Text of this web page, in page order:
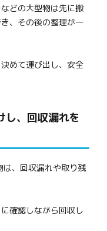
どの大型物は先に搬
、その後の整理が一
めて運び出し、安全
し、回収漏れを
、回収漏れや取り残
確認しながら回収し